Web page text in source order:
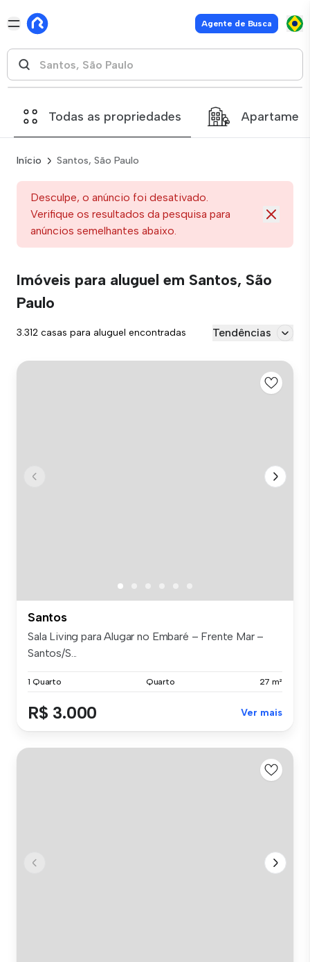
Agente de Busca
Todas as propriedades
Início Santos, São Paulo
Desculpe, o anúncio foi desativado.
Verifique os resultados da pesquisa para
anúncios semelhantes abaixo.
Imóveis para aluguel em Santos, São
Paulo
3.312 casas para aluguel encontradas Tendências
Santos
Sala Living para Alugar no Embaré – Frente Mar –
Santos/S...
1 Quarto Quarto 27 m²
R$ 3.000 Ver mais